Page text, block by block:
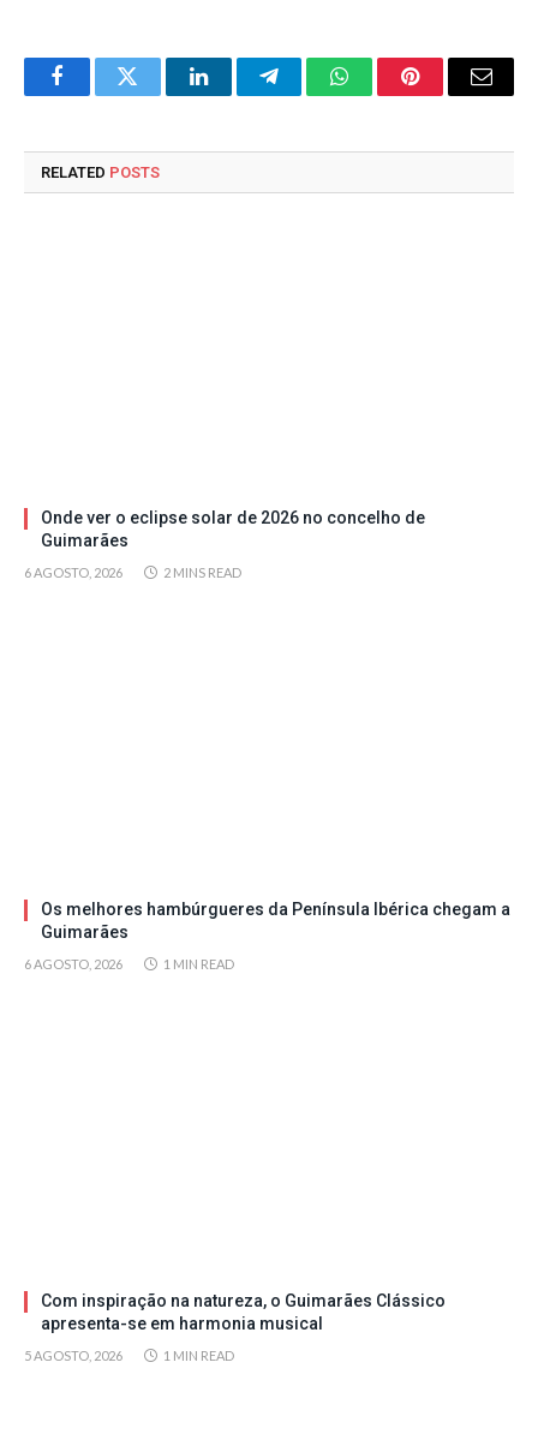
FacebookTwitter LinkedInTelegramWhatsAppPinterestEmail
RELATED POSTS
Onde ver o eclipse solar de 2026 no concelho de
Guimarães
6 AGOSTO, 2026 2 MINS READ
Os melhores hambúrgueres da Península Ibérica chegam a
Guimarães
6 AGOSTO, 2026 1 MIN READ
Com inspiração na natureza, o Guimarães Clássico
apresenta-se em harmonia musical
5 AGOSTO, 2026 1 MIN READ